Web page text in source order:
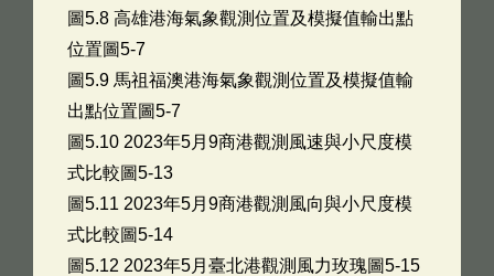
圖5.8 高雄港海氣象觀測位置及模擬值輸出點
位置圖5-7
圖5.9 馬祖福澳港海氣象觀測位置及模擬值輸
出點位置圖5-7
圖5.10 2023年5月9商港觀測風速與小尺度模
式比較圖5-13
圖5.11 2023年5月9商港觀測風向與小尺度模
式比較圖5-14
圖5.12 2023年5月臺北港觀測風力玫瑰圖5-15